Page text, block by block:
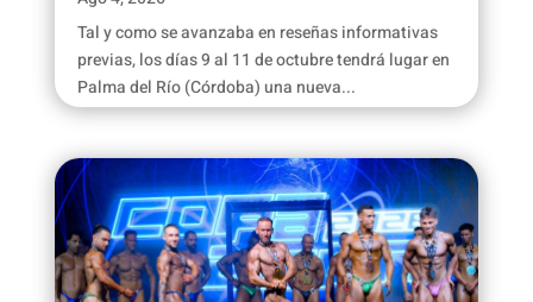
Tal y como se avanzaba en reseñas informativas
previas, los días 9 al 11 de octubre tendrá lugar en
Palma del Río (Córdoba) una nueva...